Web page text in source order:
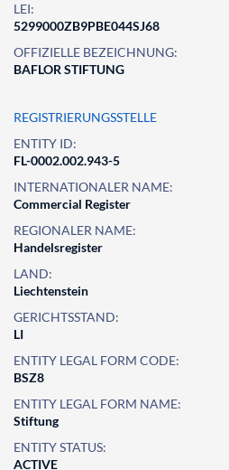
LEI:
5299000ZB9PBE044SJ68
OFFIZIELLE BEZEICHNUNG:
BAFLOR STIFTUNG
REGISTRIERUNGSSTELLE
ENTITY ID:
FL-0002.002.943-5
INTERNATIONALER NAME:
Commercial Register
REGIONALER NAME:
Handelsregister
LAND:
Liechtenstein
GERICHTSSTAND:
LI
ENTITY LEGAL FORM CODE:
BSZ8
ENTITY LEGAL FORM NAME:
Stiftung
ENTITY STATUS:
ACTIVE